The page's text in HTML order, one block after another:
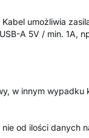
umożliwia
A 5V / min. 1A,
w innym wypadku
od ilości danych